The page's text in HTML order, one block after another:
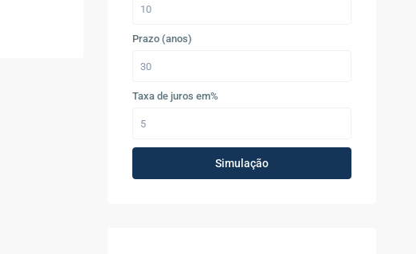
Prazo (anos)
Taxa de juros em%
Simulação